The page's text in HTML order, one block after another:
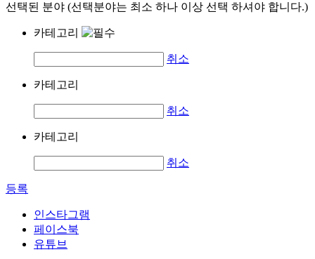
선택된 분야 (선택분야는 최소 하나 이상 선택 하셔야 합니다.)
카테고리
취소
카테고리
취소
카테고리
취소
등록
인스타그램
페이스북
유튜브